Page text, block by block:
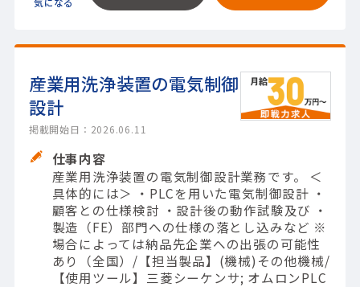
産業用洗浄装置の電気制御
設計
掲載開始日：2026.06.11
仕事内容
産業用洗浄装置の電気制御設計業務です。 ＜
具体的には＞ ・PLCを用いた電気制御設計 ・
顧客との仕様検討 ・設計後の動作試験及び ・
製造（FE）部門への仕様の落とし込みなど ※
場合によっては納品先企業への出張の可能性
あり（全国）/【担当製品】(機械)その他機械/
【使用ツール】三菱シーケンサ; オムロンPLC